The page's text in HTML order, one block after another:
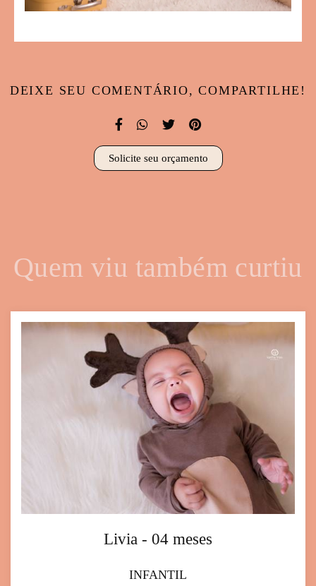
DEIXE SEU COMENTÁRIO, COMPARTILHE!
Solicite seu orçamento
Quem viu também curtiu
Livia - 04 meses
INFANTIL